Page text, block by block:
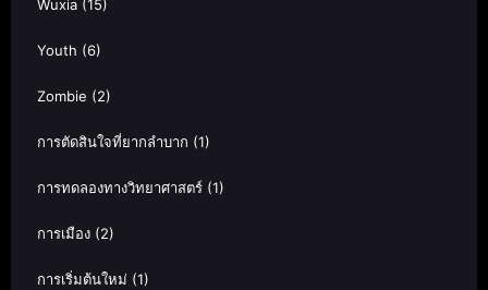
Wuxia (15)
Youth (6)
Zombie (2)
การตัดสินใจที่ยากลำบาก (1)
การทดลองทางวิทยาศาสตร์ (1)
การเมือง (2)
การเริ่มต้นใหม่ (1)